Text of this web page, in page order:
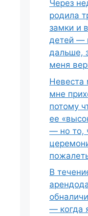
Через
родила
замки и
детей —
дальше,
меня
Невеста
мне
потому
ее
— но то,
В
— когда